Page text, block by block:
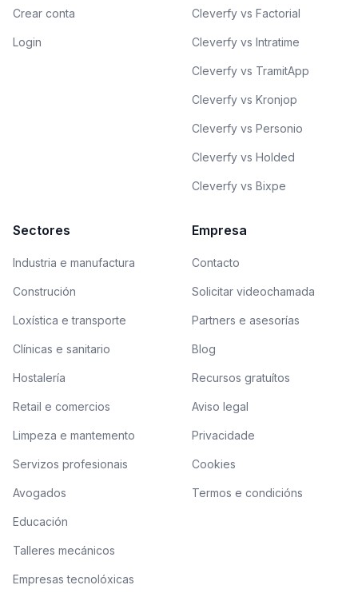
Crear conta
Login
Cleverfy vs Factorial
Cleverfy vs Intratime
Cleverfy vs TramitApp
Cleverfy vs Kronjop
Cleverfy vs Personio
Cleverfy vs Holded
Cleverfy vs Bixpe
Sectores
Industria e manufactura
Construción
Loxística e transporte
Clínicas e sanitario
Hostalería
Retail e comercios
Limpeza e mantemento
Servizos profesionais
Avogados
Educación
Talleres mecánicos
Empresas tecnolóxicas
Empresa
Contacto
Solicitar videochamada
Partners e asesorías
Blog
Recursos gratuítos
Aviso legal
Privacidade
Cookies
Termos e condicións